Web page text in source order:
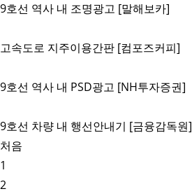
9호선 역사 내 조명광고 [말해보카]
고속도로 지주이용간판 [컴포즈커피]
9호선 역사 내 PSD광고 [NH투자증권]
9호선 차량 내 행선안내기 [금융감독원]
처음
1
2